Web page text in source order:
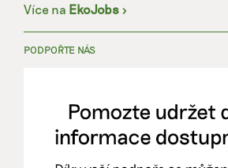
Více na EkoJobs >
PODPOŘTE NÁS